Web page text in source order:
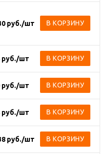
руб./шт В КОРЗИНУ
руб./шт В КОРЗИНУ
руб./шт В КОРЗИНУ
руб./шт В КОРЗИНУ
руб./шт В КОРЗИНУ